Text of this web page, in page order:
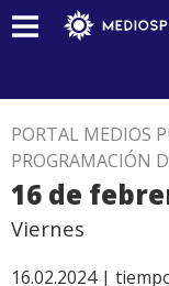
PORTAL MEDIOS
PROGRAMACIÓN
16 de
Viernes
16.02.2024 |